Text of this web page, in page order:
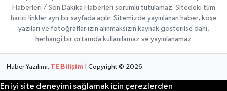
Haberleri / Son Dakika Haberleri sorumlu tutulamaz. Sitedeki tüm
harici linkler ayrı bir sayfada açılır. Sitemizde yayınlanan haber, köşe
yazıları ve fotoğraflar izin alınmaksızın kaynak gösterilse dahi,
herhangi bir ortamda kullanılamaz ve yayınlanamaz
Haber Yazılımı: TE Bilişim | Copyright © 2026
En iyi site deneyimi sağlamak için çerezlerden